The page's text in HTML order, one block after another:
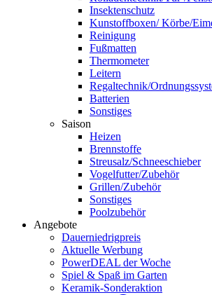
Insektenschutz
Kunstoffboxen/ Körbe/
Reinigung
Fußmatten
Thermometer
Leitern
Regaltechnik/
Batterien
Sonstiges
Saison
Heizen
Brennstoffe
Streusalz/Schneeschieber
Vogelfutter/Zubehör
Grillen/Zubehör
Sonstiges
Poolzubehör
Angebote
Dauerniedrigpreis
Aktuelle Werbung
PowerDEAL der Woche
Spiel & Spaß im Garten
Keramik-Sonderaktion